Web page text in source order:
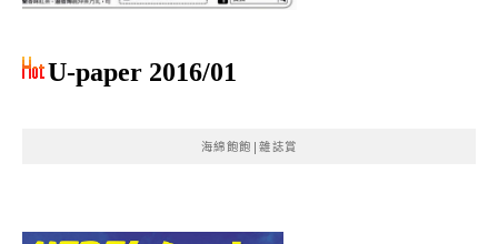
U-paper 2016/01
海綿飽飽|雜誌賞